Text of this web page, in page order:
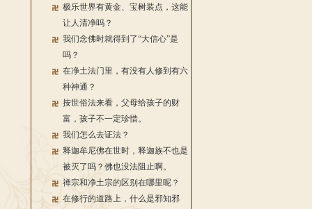
极乐世界有黄金、宝树装点，这能
让人清净吗？
我们念佛时就得到了“大信心”是
吗？
在净土法门里，有没有人修到有六
种神通？
按世俗法来看，父母给孩子的财
富，孩子不一定珍惜。
我们怎么去证法？
释迦牟尼佛在世时，释迦族不也是
被灭了吗？佛也没法阻止啊。
禅宗和净土宗的区别在哪里呢？
在修行的道路上，什么是邪知邪